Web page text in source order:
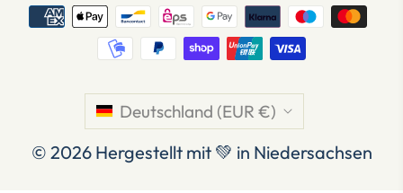
Deutschland (EUR €)
© 2026 Hergestellt mit 💚 in Niedersachsen